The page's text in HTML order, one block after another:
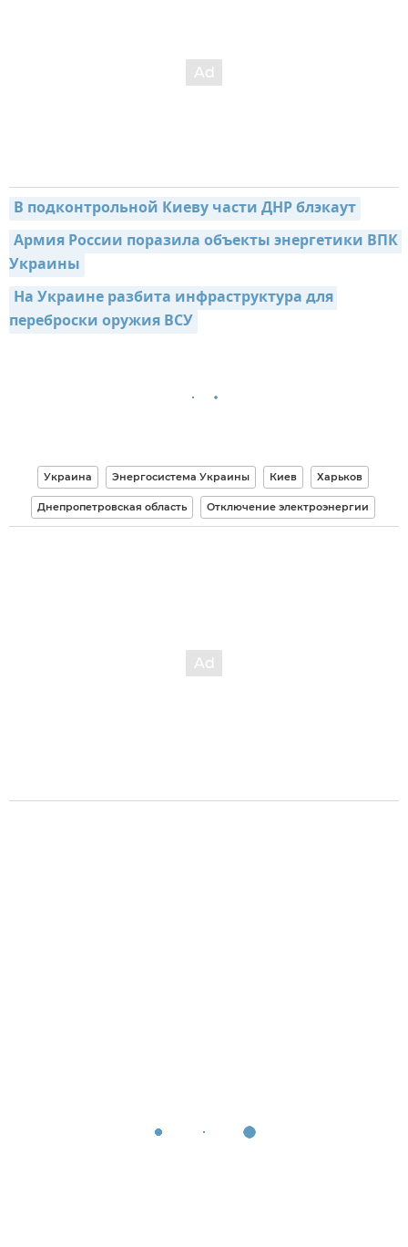
В подконтрольной Киеву части ДНР блэкаут
Армия России поразила объекты энергетики ВПК
Украины
На Украине разбита инфраструктура для
переброски оружия ВСУ
Украина Энергосистема Украины Киев Харьков
Днепропетровская область Отключение электроэнергии